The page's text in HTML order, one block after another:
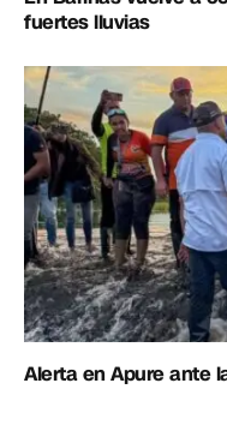
fuertes lluvias
Alerta en Apure ante